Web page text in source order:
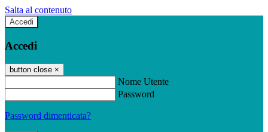
Salta al contenuto
Accedi
Accedi
button close ×
Nome Utente
Password
Password dimenticata?